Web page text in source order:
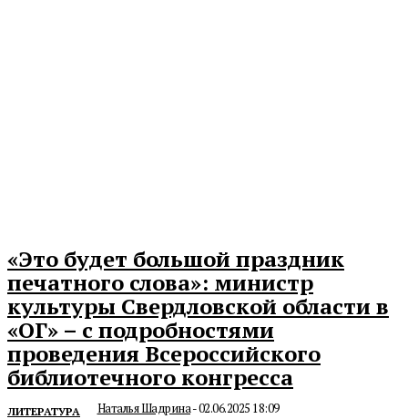
«Это будет большой праздник
печатного слова»: министр
культуры Свердловской области в
«ОГ» – с подробностями
проведения Всероссийского
библиотечного конгресса
ЛИТЕРАТУРА Наталья Шадрина-02.06.2025 18:09